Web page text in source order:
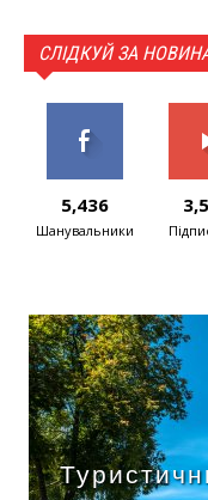
СЛІДКУЙ ЗА
5,436
Шанувальники